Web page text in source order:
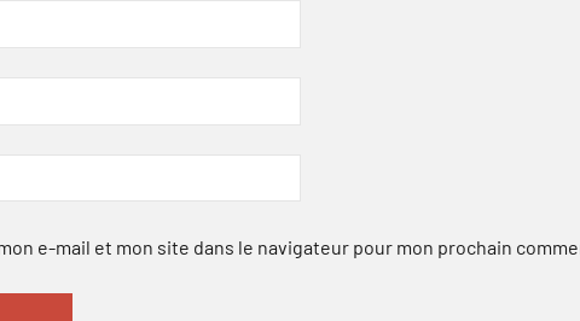
e-mail et mon site dans le navigateur pour mon prochain